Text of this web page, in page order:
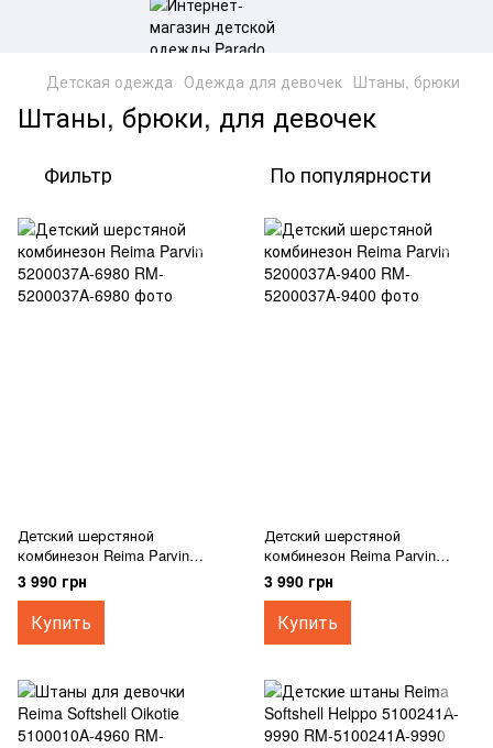
Детская одежда Одежда для девочек Штаны, брюки
Штаны, брюки, для девочек
Фильтр По популярности
Детский шерстяной
комбинезон Reima Parvin
5200037A-6980
3 990 грн
Купить
Детский шерстяной
комбинезон Reima Parvin
5200037A-9400
3 990 грн
Купить